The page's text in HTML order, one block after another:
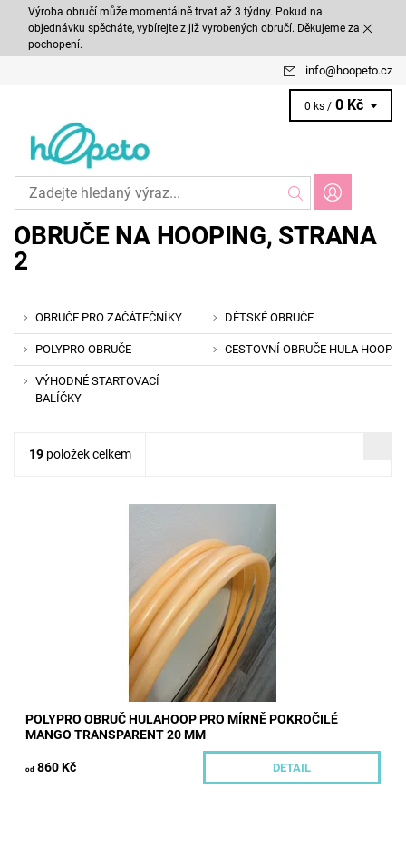
Výroba obručí může momentálně trvat až 3 týdny. Pokud na
objednávku spěcháte, vybírejte z již vyrobených obručí. Děkujeme za
pochopení.
info@ hoopeto.cz
0 ks / 0 Kč
OBRUČE NA HOOPING, STRANA
2
OBRUČE PRO ZAČÁTEČNÍKY DĚTSKÉ OBRUČE
POLYPRO OBRUČE CESTOVNÍ OBRUČE HULA HOOP
VÝHODNÉ STARTOVACÍ
BALÍČKY
19 položek celkem
450/70/POL2
Hoopeto
POLYPRO OBRUČ HULAHOOP PRO MÍRNĚ POKROČILÉ
MANGO TRANSPARENT 20 MM
od 860 Kč DETAIL